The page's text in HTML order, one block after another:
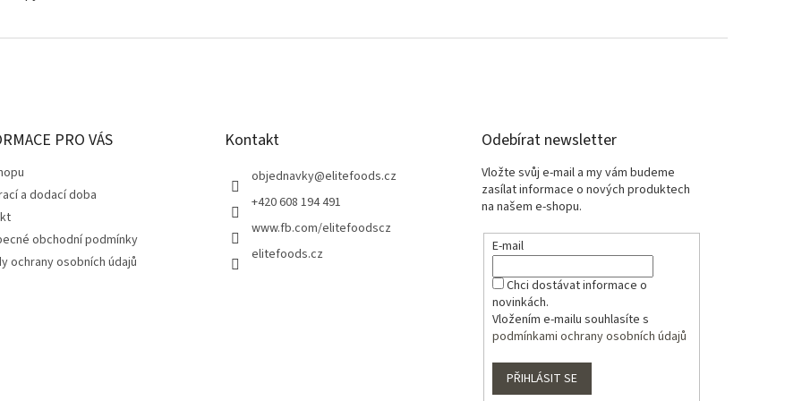
PRO VÁS
a dodací doba
obchodní podmínky
ochrany osobních údajů
Kontakt
objednavky@elitefoods.cz
+420 608 194 491
www.fb.com/elitefoodscz
elitefoods.cz
Odebírat newsletter
Vložte svůj e-mail a my vám budeme
zasílat informace o nových produktech
na našem e-shopu.
E-mail
Chci dostávat informace o
novinkách.
Vložením e-mailu souhlasíte s
podmínkami ochrany osobních údajů
PŘIHLÁSIT SE